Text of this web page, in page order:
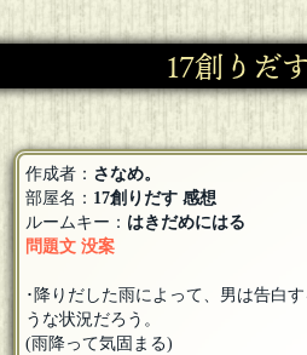
17創りだ
作成者： さなめ。
部屋名： 17創りだす 感想
ルームキー： はきだめにはる
問題文 没案
･降りだした雨によって、男は告白
うな状況だろう。
(雨降って気固まる)